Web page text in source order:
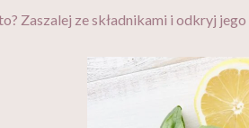
Zaszalej ze składnikami i odkryj